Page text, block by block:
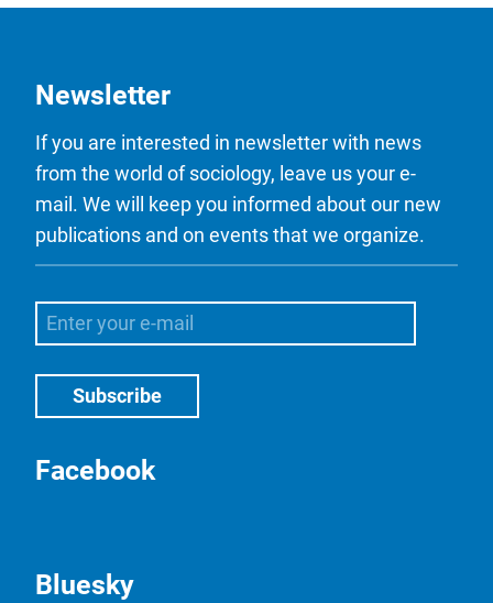
Newsletter
If you are interested in newsletter with news
from the world of sociology, leave us your e-
mail. We will keep you informed about our new
publications and on events that we organize.
Facebook
Bluesky